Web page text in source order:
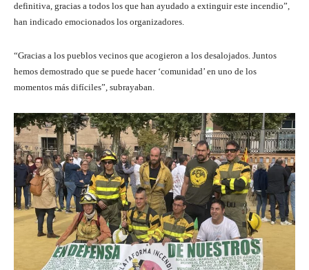
definitiva, gracias a todos los que han ayudado a extinguir este incendio”,
han indicado emocionados los organizadores.
“Gracias a los pueblos vecinos que acogieron a los desalojados. Juntos
hemos demostrado que se puede hacer ‘comunidad’ en uno de los
momentos más difíciles”, subrayaban.